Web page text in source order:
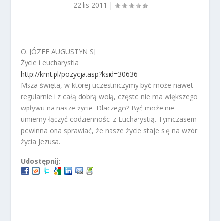
22 lis 2011 |
O. JÓZEF AUGUSTYN SJ
Życie i eucharystia
http://kmt.pl/pozycja.asp?ksid=30636
Msza święta, w której uczestniczymy być może nawet
regularnie i z całą dobrą wolą, często nie ma większego
wpływu na nasze życie. Dlaczego? Być może nie
umiemy łączyć codzienności z Eucharystią. Tymczasem
powinna ona sprawiać, że nasze życie staje się na wzór
życia Jezusa.
Udostępnij: